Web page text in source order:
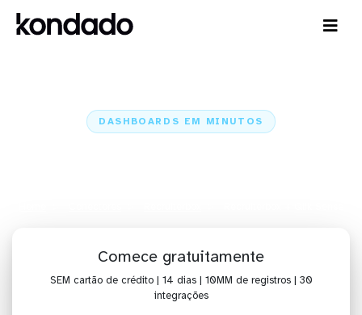
DASHBOARDS EM MINUTOS
Comece gratuitamente
SEM cartão de crédito | 14 dias | 10MM de registros | 30
integrações